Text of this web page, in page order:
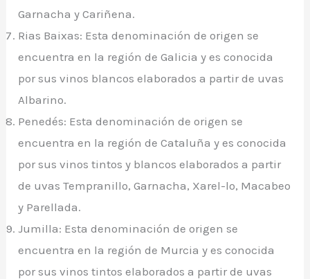
Garnacha y Cariñena.
Rias Baixas: Esta denominación de origen se
encuentra en la región de Galicia y es conocida
por sus vinos blancos elaborados a partir de uvas
Albarino.
Penedés: Esta denominación de origen se
encuentra en la región de Cataluña y es conocida
por sus vinos tintos y blancos elaborados a partir
de uvas Tempranillo, Garnacha, Xarel-lo, Macabeo
y Parellada.
Jumilla: Esta denominación de origen se
encuentra en la región de Murcia y es conocida
por sus vinos tintos elaborados a partir de uvas